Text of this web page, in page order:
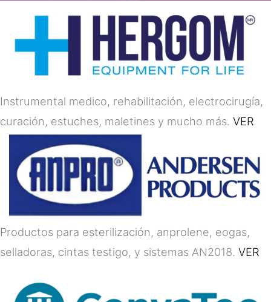
Instrumental medico, rehabilitación, electrocirugía,
curación, estuches, maletines y mucho más. VER
Productos para esterilización, anprolene, eogas,
selladoras, cintas testigo, y sistemas AN2018. VER